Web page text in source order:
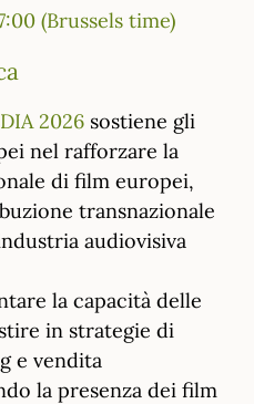
(Brussels time)
2026 sostiene gli
nel rafforzare la
di film europei,
transnazionale
audiovisiva
la capacità delle
in strategie di
e vendita
la presenza dei film